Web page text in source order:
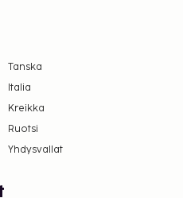
600 TRY per
per päivä
majoitustila per
lisämaksuja
Tanska
Italia
Kreikka
Ruotsi
Yhdysvallat